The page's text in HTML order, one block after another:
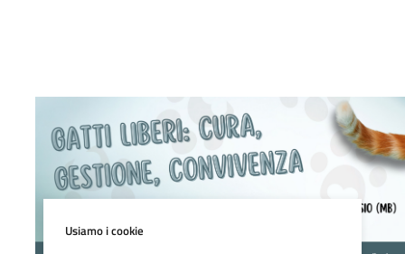
Usiamo i cookie